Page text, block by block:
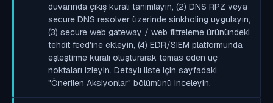
duvarında çıkış kuralı tanımlayın, (2) DNS RPZ veya
secure DNS resolver üzerinde sinkholing uygulayın,
(3) secure web gateway / web filtreleme ürünündeki
tehdit feed'ine ekleyin, (4) EDR/SIEM platformunda
eşleştirme kuralı oluşturarak temas eden uç
noktaları izleyin. Detaylı liste için sayfadaki
"Önerilen Aksiyonlar" bölümünü inceleyin.